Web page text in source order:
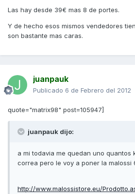
Las hay desde 39€ mas 8 de portes.
Y de hecho esos mismos vendedores
son bastante mas caras.
juanpauk
Publicado 6 de Febrero del 2012
quote="matrix98" post=105947]
juanpauk dijo:
a mi todavia me quedan uno quantos
correa pero le voy a poner la malossi
http://www.malossistore.eu/